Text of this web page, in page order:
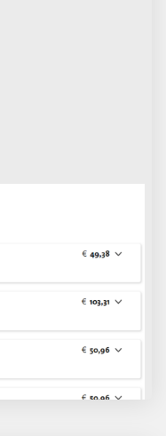
één klik op de
winkelwagen